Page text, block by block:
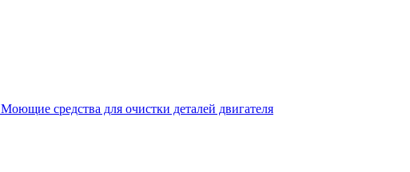
Моющие средства для очистки деталей двигателя